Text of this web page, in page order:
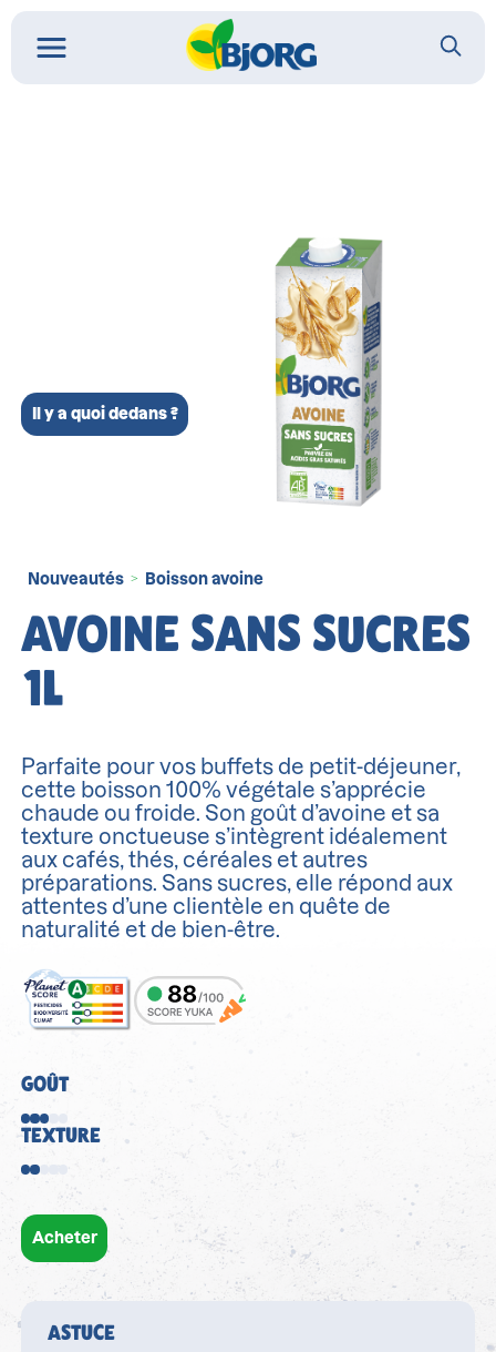
Il y a quoi dedans ?
Nouveautés > Boisson avoine
AVOINE SANS SUCRES
1L
Parfaite pour vos buffets de petit-déjeuner,
cette boisson 100% végétale s’apprécie
chaude ou froide. Son goût d’avoine et sa
texture onctueuse s’intègrent idéalement
aux cafés, thés, céréales et autres
préparations. Sans sucres, elle répond aux
attentes d’une clientèle en quête de
naturalité et de bien-être.
GOÛT
TEXTURE
Acheter
ASTUCE